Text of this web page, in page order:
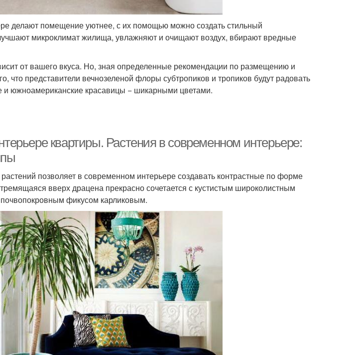
делают помещение уютнее, с их помощью можно создать стильный
микроклимат жилища, увлажняют и очищают воздух, вбирают вредные
от вашего вкуса. Но, зная определенные рекомендации по размещению и
что представители вечнозеленой флоры субтропиков и тропиков будут радовать
и южноамериканские красавицы − шикарными цветами.
квартиры. Растения в современном интерьере:
позволяет в современном интерьере создавать контрастные по форме
вверх драцена прекрасно сочетается с кустистым широколистным
фикусом карликовым.